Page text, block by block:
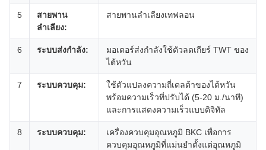
5
สายพาน
ลำเลียง:
สายพานลำเลียงเทฟลอน
6 ระบบส่งกำลัง:
มอเตอร์ส่งกำลังใช้ตัวลดเกียร์ TWT ของ
ไต้หวัน
7 ระบบควบคุม:
ใช้ตัวแปลงความถี่เดลต้าของไต้หวัน
พร้อมความเร็วที่ปรับได้ (5-20 ม./นาที)
และการแสดงความเร็วแบบดิจิทัล
8 ระบบควบคุม:
เครื่องควบคุมอุณหภูมิ BKC เพื่อการ
ควบคุมอุณหภูมิที่แม่นยำตั้งแต่อุณหภูมิ